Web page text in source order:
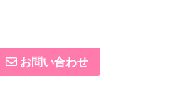
お問い合わせ